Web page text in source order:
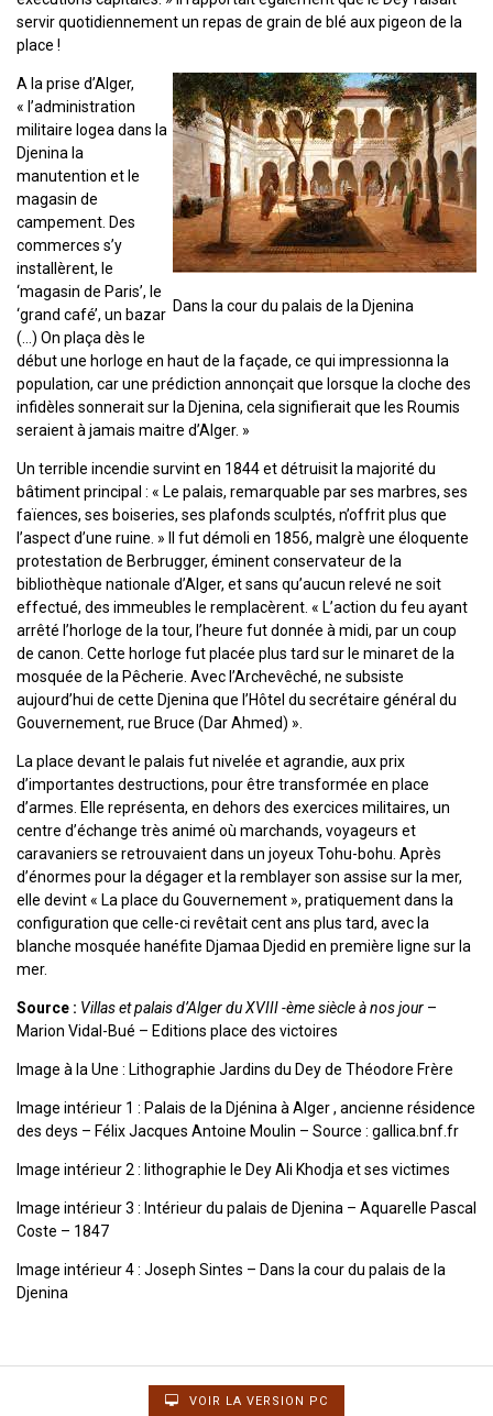
servir quotidiennement un repas de grain de blé aux pigeon de la
place !
Dans la cour du palais de la Djenina
A la prise d’Alger,
« l’administration
militaire logea dans la
Djenina la
manutention et le
magasin de
campement. Des
commerces s’y
installèrent, le
‘magasin de Paris’, le
‘grand café’, un bazar
(…) On plaça dès le
début une horloge en haut de la façade, ce qui impressionna la
population, car une prédiction annonçait que lorsque la cloche des
infidèles sonnerait sur la Djenina, cela signifierait que les Roumis
seraient à jamais maitre d’Alger. »
Un terrible incendie survint en 1844 et détruisit la majorité du
bâtiment principal : « Le palais, remarquable par ses marbres, ses
faïences, ses boiseries, ses plafonds sculptés, n’offrit plus que
l’aspect d’une ruine. » Il fut démoli en 1856, malgrè une éloquente
protestation de Berbrugger, éminent conservateur de la
bibliothèque nationale d’Alger, et sans qu’aucun relevé ne soit
effectué, des immeubles le remplacèrent. « L’action du feu ayant
arrêté l’horloge de la tour, l’heure fut donnée à midi, par un coup
de canon. Cette horloge fut placée plus tard sur le minaret de la
mosquée de la Pêcherie. Avec l’Archevêché, ne subsiste
aujourd’hui de cette Djenina que l’Hôtel du secrétaire général du
Gouvernement, rue Bruce (Dar Ahmed) ».
La place devant le palais fut nivelée et agrandie, aux prix
d’importantes destructions, pour être transformée en place
d’armes. Elle représenta, en dehors des exercices militaires, un
centre d’échange très animé où marchands, voyageurs et
caravaniers se retrouvaient dans un joyeux Tohu-bohu. Après
d’énormes pour la dégager et la remblayer son assise sur la mer,
elle devint « La place du Gouvernement », pratiquement dans la
configuration que celle-ci revêtait cent ans plus tard, avec la
blanche mosquée hanéfite Djamaa Djedid en première ligne sur la
mer.
Source : Villas et palais d’Alger du XVIII -ème siècle à nos jour –
Marion Vidal-Bué – Editions place des victoires
Image à la Une : Lithographie Jardins du Dey de Théodore Frère
Image intérieur 1 : Palais de la Djénina à Alger , ancienne résidence
des deys – Félix Jacques Antoine Moulin – Source : gallica.bnf.fr
Image intérieur 2 : lithographie le Dey Ali Khodja et ses victimes
Image intérieur 3 : Intérieur du palais de Djenina – Aquarelle Pascal
Coste – 1847
Image intérieur 4 : Joseph Sintes – Dans la cour du palais de la
Djenina
VOIR LA VERSION PC